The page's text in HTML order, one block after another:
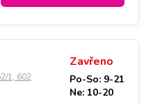
1, 602
Zavřeno
Po-So: 9-21
Ne: 10-20